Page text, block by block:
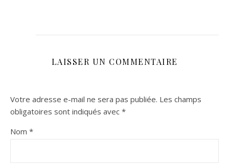
LAISSER UN COMMENTAIRE
Votre adresse e-mail ne sera pas publiée. Les champs
obligatoires sont indiqués avec *
Nom *